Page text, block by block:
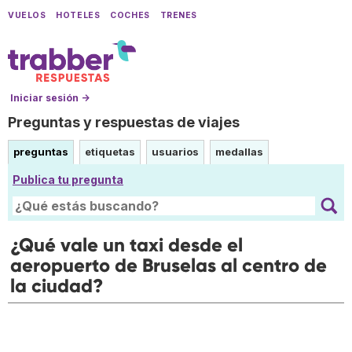
VUELOS HOTELES COCHES TRENES
Iniciar sesión →
Preguntas y respuestas de viajes
preguntas etiquetas usuarios medallas
Publica tu pregunta
¿Qué vale un taxi desde el
aeropuerto de Bruselas al centro de
la ciudad?